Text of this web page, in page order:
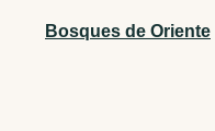
Bosques de Oriente